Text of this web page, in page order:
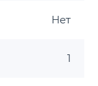
- нанесення
Нет
1